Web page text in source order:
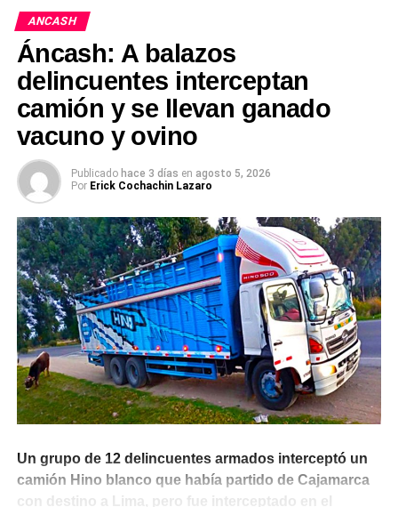
Lluvias intensas provocaron derrumbe que dañó 35
metros
de la carretera AN-110 en Chavín de Huántar
Un deslizamiento de tierra restringe el tránsito
vehicular en un tramo de la vía departamental AN-110,
en el distrito de Chavín de Huántar, provincia de
Huari, tras las lluvias intensas que continúan
afectando la sierra de Áncash.
CENTRO POBLADO DE HUARIMAYO
De acuerdo con el Centro de Operaciones de
Emergencia Regional (COER), el evento se registró el
14 de abril alrededor de las 5:30 p. m. en el sector
Uncurioj, en el centro poblado de Huarimayo, y
provocó daños en aproximadamente 35 metros de la
vía que conecta San Marcos con Chavín.
RESTRICCIONES EN EL TRÁNSITO VEHICULAR
La afectación ha generado restricciones en el tránsito
ANCASH
Áncash: A balazos
delincuentes interceptan
camión y se llevan ganado
vacuno y ovino
Publicado hace 3 días en agosto 5, 2026
Por Erick Cochachin Lazaro
Un grupo de 12 delincuentes armados interceptó un
camión Hino blanco que había partido de Cajamarca
con destino a Lima, pero fue interceptado en el